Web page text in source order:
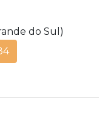
do Sul)